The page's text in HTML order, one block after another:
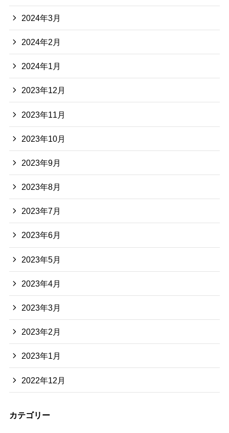
2024年3月
2024年2月
2024年1月
2023年12月
2023年11月
2023年10月
2023年9月
2023年8月
2023年7月
2023年6月
2023年5月
2023年4月
2023年3月
2023年2月
2023年1月
2022年12月
カテゴリー